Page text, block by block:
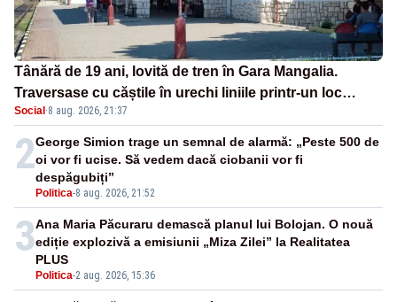
Tânără de 19 ani, lovită de tren în Gara Mangalia.
Traversase cu căștile în urechi liniile printr-un loc
nepermis
Social ·8 aug. 2026, 21:37
2
Politica-8 aug. 2026, 21:52
George Simion trage un semnal de alarmă: „Peste 500 de
oi vor fi ucise. Să vedem dacă ciobanii vor fi
despăgubiți”
3
Politica-2 aug. 2026, 15:36
Ana Maria Păcuraru demască planul lui Bolojan. O nouă
ediție explozivă a emisiunii „Miza Zilei” la Realitatea
PLUS